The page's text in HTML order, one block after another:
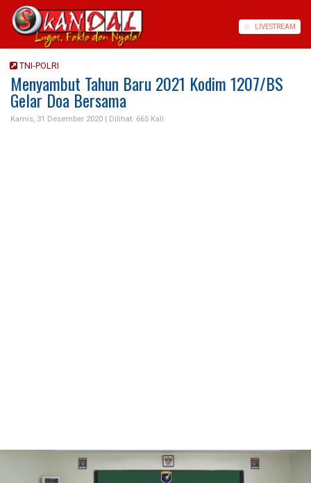
LIVESTREAM
TNI-POLRI
Menyambut Tahun Baru 2021 Kodim 1207/BS
Gelar Doa Bersama
Kamis, 31 Desember 2020 | Dilihat: 665 Kali